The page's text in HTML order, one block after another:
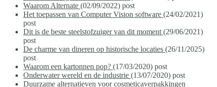
Waarom Alternate (02/09/2022) post
Het toepassen van Computer Vision software (24/02/2021)
post
Dit is de beste steelstofzuiger van dit moment (29/06/2021)
post
De charme van dineren op historische locaties (26/11/2025)
post
Waarom een kartonnen pop? (17/03/2020) post
Onderwater wereld en de industrie (13/07/2020) post
Duurzame alternatieven voor cosmeticaverpakkingen